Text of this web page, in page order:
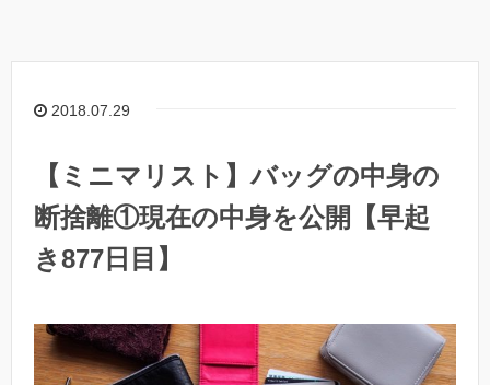
2018.07.29
【ミニマリスト】バッグの中身の
断捨離①現在の中身を公開【早起
き877日目】